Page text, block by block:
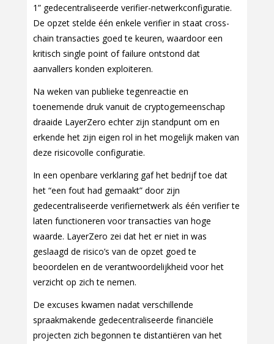
1” gedecentraliseerde verifier-netwerkconfiguratie.
De opzet stelde één enkele verifier in staat cross-
chain transacties goed te keuren, waardoor een
kritisch single point of failure ontstond dat
aanvallers konden exploiteren.
Na weken van publieke tegenreactie en
toenemende druk vanuit de cryptogemeenschap
draaide LayerZero echter zijn standpunt om en
erkende het zijn eigen rol in het mogelijk maken van
deze risicovolle configuratie.
In een openbare verklaring gaf het bedrijf toe dat
het “een fout had gemaakt” door zijn
gedecentraliseerde verifiernetwerk als één verifier te
laten functioneren voor transacties van hoge
waarde. LayerZero zei dat het er niet in was
geslaagd de risico’s van de opzet goed te
beoordelen en de verantwoordelijkheid voor het
verzicht op zich te nemen.
De excuses kwamen nadat verschillende
spraakmakende gedecentraliseerde financiële
projecten zich begonnen te distantiëren van het